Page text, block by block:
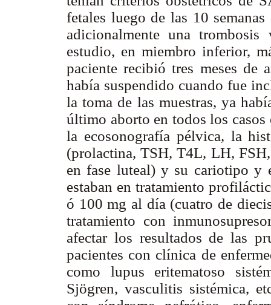
fetales luego de las 10
adicionalmente una
estudio, en miembro inferior,
paciente recibió tres meses de
había suspendido cuando fue
la toma de las muestras, ya
último aborto en todos los casos
la ecosonografía pélvica, la
(prolactina, TSH, T4L, LH,
en fase luteal) y su cariotipo y
estaban en tratamiento
ó 100 mg al día (cuatro de
tratamiento con
afectar los resultados de las
pacientes con clínica de
como lupus eritematoso
Sjögren, vasculitis sistémica,